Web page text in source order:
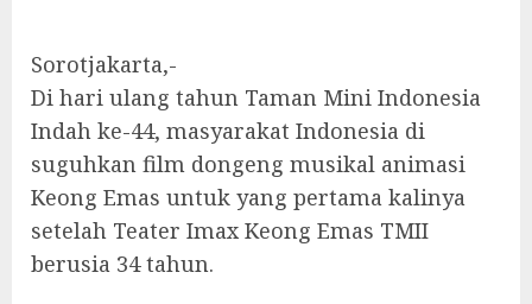
Sorotjakarta,-
Di hari ulang tahun Taman Mini Indonesia
Indah ke-44, masyarakat Indonesia di
suguhkan film dongeng musikal animasi
Keong Emas untuk yang pertama kalinya
setelah Teater Imax Keong Emas TMII
berusia 34 tahun.